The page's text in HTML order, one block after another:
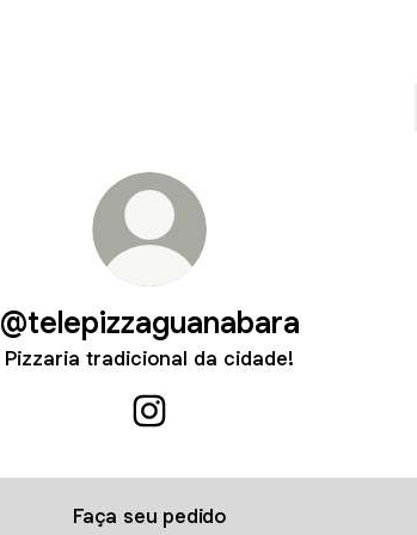
@telepizzaguanabara
Pizzaria tradicional da cidade!
Faça seu pedido